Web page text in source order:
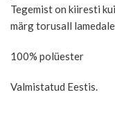
Tegemist on kiiresti
märg torusall
100% polüester
Valmistatud Eestis.